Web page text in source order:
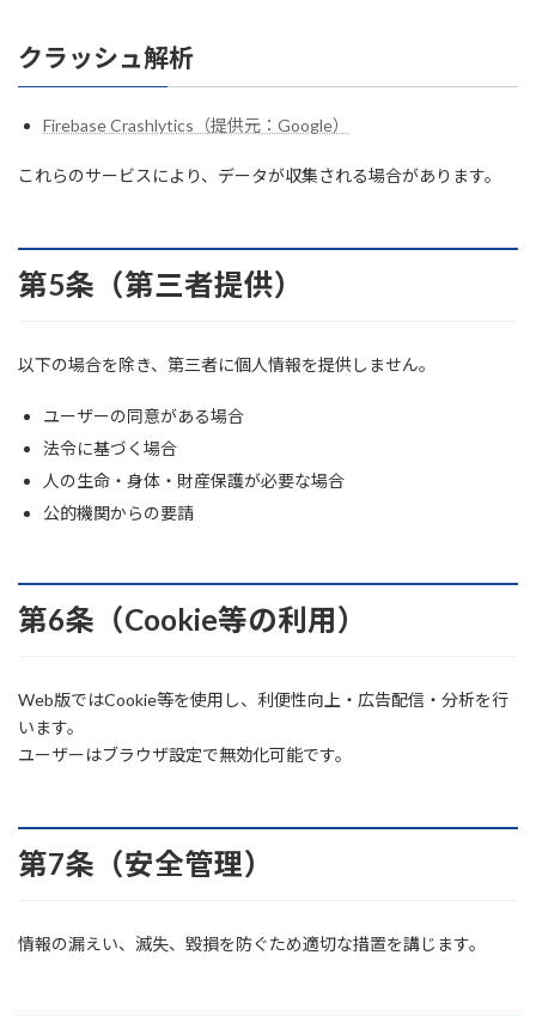
クラッシュ解析
Firebase Crashlytics（提供元：Google）
これらのサービスにより、データが収集される場合があります。
第5条（第三者提供）
以下の場合を除き、第三者に個人情報を提供しません。
ユーザーの同意がある場合
法令に基づく場合
人の生命・身体・財産保護が必要な場合
公的機関からの要請
第6条（Cookie等の利用）
Web版ではCookie等を使用し、利便性向上・広告配信・分析を行
います。
ユーザーはブラウザ設定で無効化可能です。
第7条（安全管理）
情報の漏えい、滅失、毀損を防ぐため適切な措置を講じます。